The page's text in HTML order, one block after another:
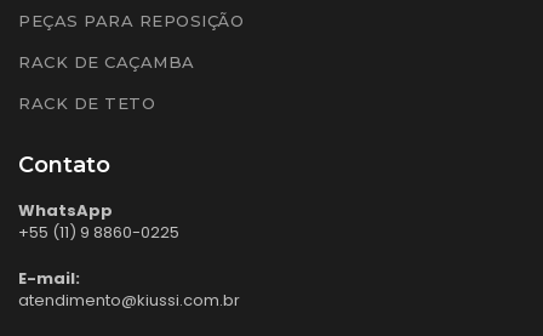
PEÇAS PARA REPOSIÇÃO
RACK DE CAÇAMBA
RACK DE TETO
Contato
WhatsApp
+55 (11) 9 8860-0225
E-mail:
atendimento@kiussi.com.br